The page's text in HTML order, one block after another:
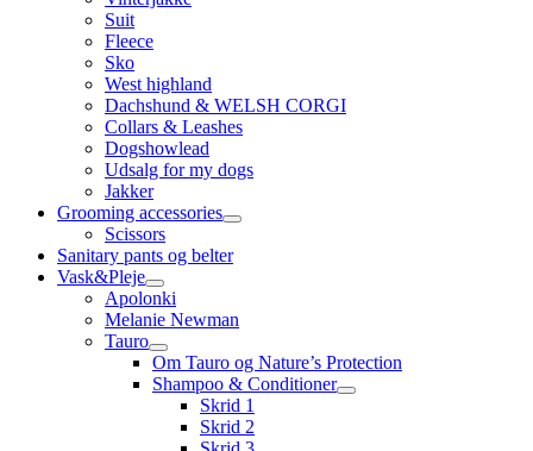
Suit
Fleece
Sko
West highland
Dachshund & WELSH CORGI
Collars & Leashes
Dogshowlead
Udsalg for my dogs
Jakker
Grooming accessories
Scissors
Sanitary pants og belter
Vask&Pleje
Apolonki
Melanie Newman
Tauro
Om Tauro og Nature’s Protection
Shampoo & Conditioner
Skrid 1
Skrid 2